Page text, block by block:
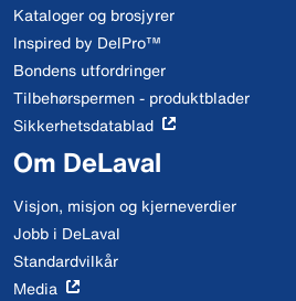
Kataloger og brosjyrer
Inspired by DelPro™
Bondens utfordringer
Tilbehørspermen - produktblader
Sikkerhetsdatablad
Om DeLaval
Visjon, misjon og kjerneverdier
Jobb i DeLaval
Standardvilkår
Media